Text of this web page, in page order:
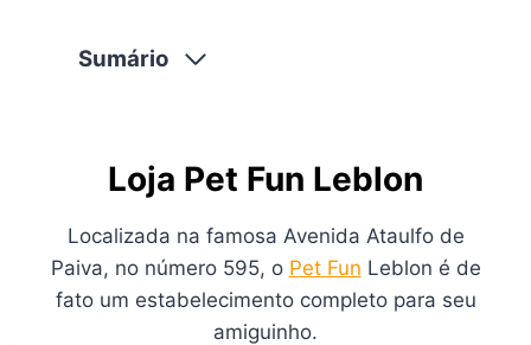
Sumário
Loja Pet Fun Leblon
Localizada na famosa Avenida Ataulfo de
Paiva, no número 595, o Pet Fun Leblon é de
fato um estabelecimento completo para seu
amiguinho.